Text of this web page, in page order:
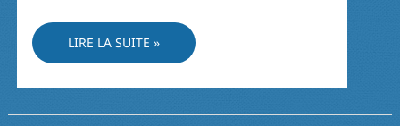
LA
MESSE :
COMME
UNE
LIRE LA SUITE »